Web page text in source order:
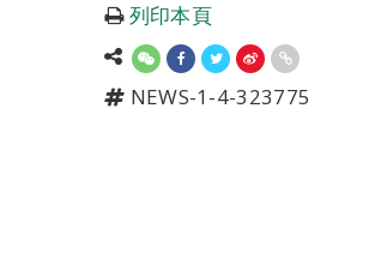
列印本頁
NEWS-1-4-323775